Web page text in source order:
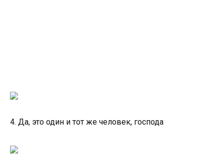
4. Да, это один и тот же человек, господа